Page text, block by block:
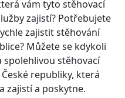
vám tyto stěhovací
zajistí? Potřebujete
zajistit stěhování
? Můžete se kdykoli
stěhovací
České republiky, která
zajistí a poskytne.